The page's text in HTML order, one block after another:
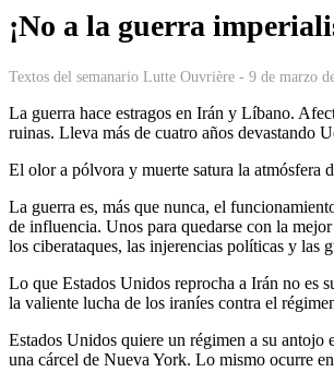
¡No a la guerra
Textos del semanario Lutte Ouvrière - 9 de marzo
La guerra hace estragos en Irán y Líbano.
ruinas. Lleva más de cuatro años devastando
El olor a pólvora y muerte satura la atmósfera
La guerra es, más que nunca, el
de influencia. Unos para quedarse con la
los ciberataques, las injerencias políticas y las
Lo que Estados Unidos reprocha a Irán no es
la valiente lucha de los iraníes contra el
Estados Unidos quiere un régimen a su antojo
una cárcel de Nueva York. Lo mismo ocurre